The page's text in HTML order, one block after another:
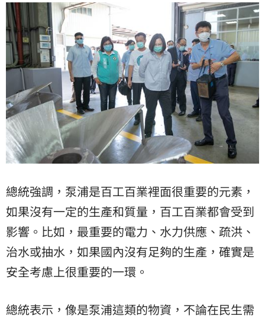
總統強調，泵浦是百工百業裡面很重要的元素，
如果沒有一定的生產和質量，百工百業都會受到
影響。比如，最重要的電力、水力供應、疏洪、
治水或抽水，如果國內沒有足夠的生產，確實是
安全考慮上很重要的一環。
總統表示，像是泵浦這類的物資，不論在民生需